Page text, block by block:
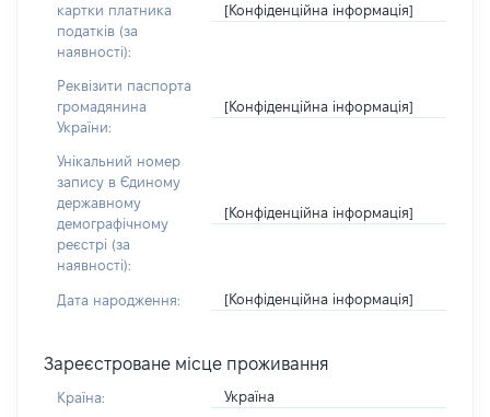
картки платника
податків (за
наявності):
[Конфіденційна інформація]
Реквізити паспорта
громадянина
України:
[Конфіденційна інформація]
Унікальний номер
запису в Єдиному
державному
демографічному
реєстрі (за
наявності):
[Конфіденційна інформація]
Дата народження: [Конфіденційна інформація]
Зареєстроване місце проживання
Країна: Україна